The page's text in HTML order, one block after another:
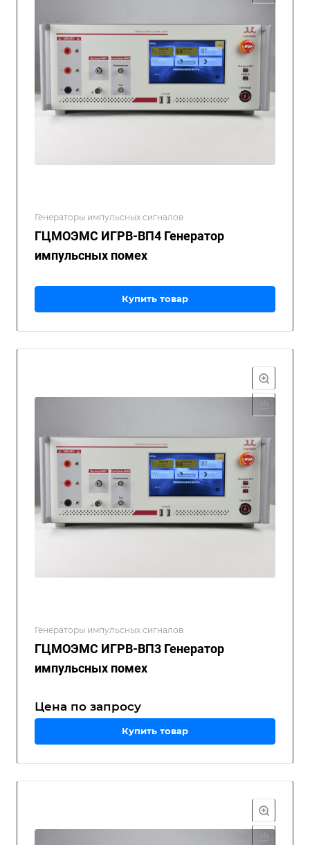
Генераторы импульсных сигналов
ГЦМОЭМС ИГРВ-ВП4 Генератор
импульсных помех
Купить товар
Генераторы импульсных сигналов
ГЦМОЭМС ИГРВ-ВП3 Генератор
импульсных помех
Цена по запросу
Купить товар